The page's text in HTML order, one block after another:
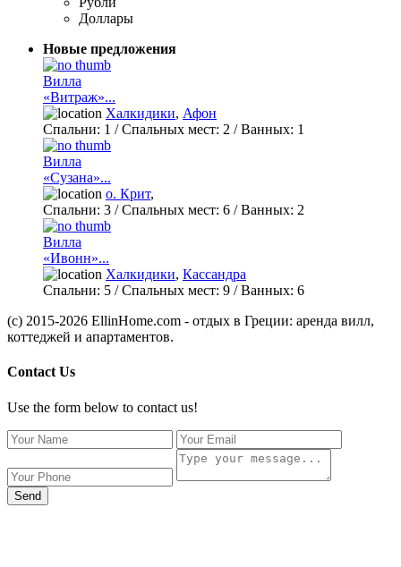
Доллары
Новые предложения
Вилла
«Витраж»...
Халкидики, Афон
Спальни: 1 / Спальных мест: 2 /Ванных: 1
Вилла
«Сузана»...
о. Крит,
Спальни: 3 / Спальных мест: 6 /Ванных: 2
Вилла
«Ивонн»...
Халкидики, Кассандра
Спальни: 5 / Спальных мест: 9 /Ванных: 6
(c) 2015-2026 EllinHome.com - отдых в Греции: аренда вилл,
коттеджей и апартаментов.
Contact Us
Use the form below to contact us!
Send